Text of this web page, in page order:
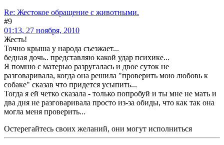
Re: Жестокое обращение с животными.
#9
01:13, 27 ноября, 2010
Жесть!
Точно крыша у народа съезжает...
бедная дочь.. представляю какой удар психике...
Я помню с матерью разругалась и двое суток не
разговаривала, когда она решила "проверить мою любовь к
собаке" сказав что придется усыпить...
Тогда я ей четко сказала - только попробуй и ты мне не мать и
два дня не разговаривала просто из-за обиды, что как так она
могла меня проверить...
Остерегайтесь своих желаний, они могут исполниться